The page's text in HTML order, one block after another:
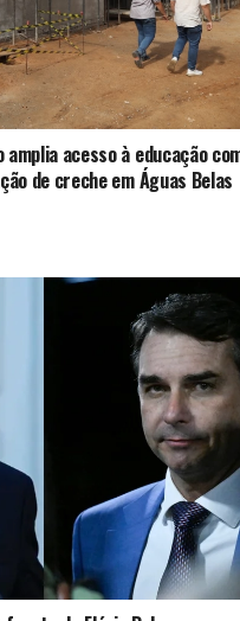
amplia acesso à educação
de creche em Águas Belas